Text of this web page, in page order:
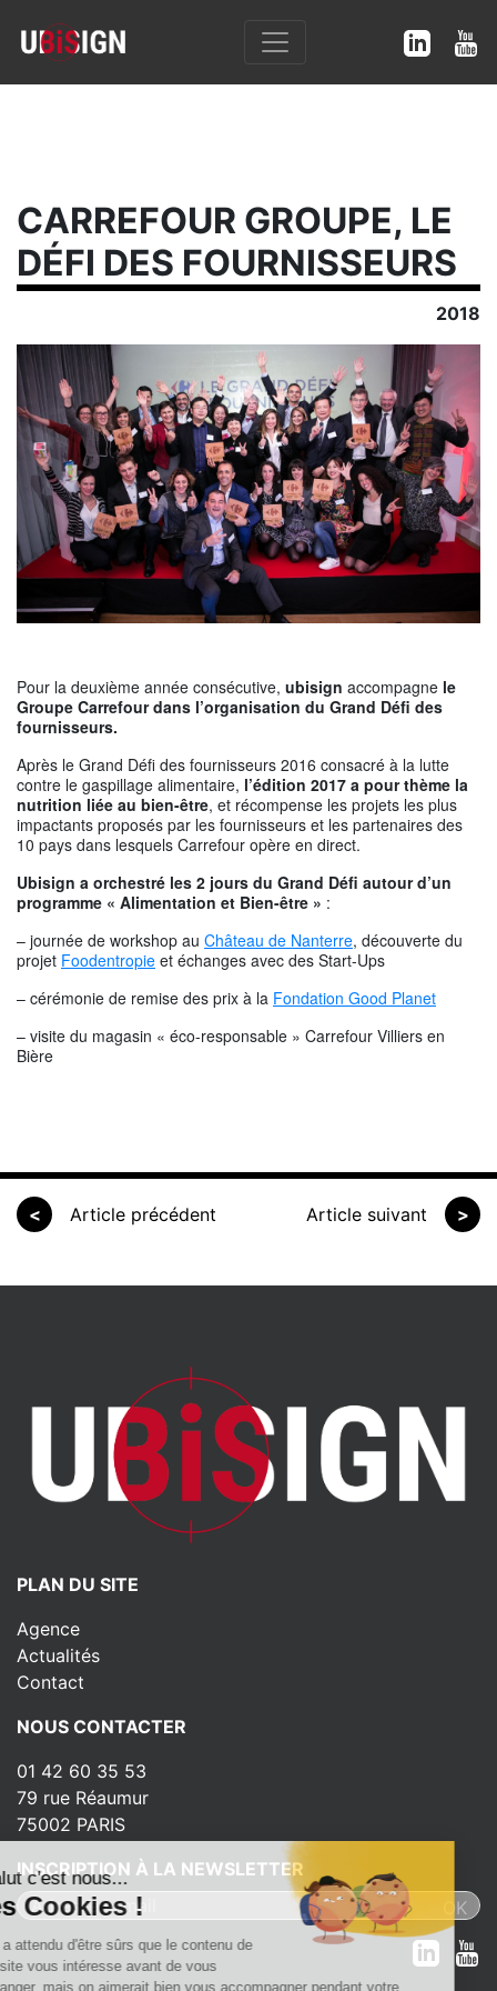
CARREFOUR GROUPE, LE
DÉFI DES FOURNISSEURS
2018
Pour la deuxième année consécutive, ubisign accompagne le
Groupe Carrefour dans l’organisation du Grand Défi des
fournisseurs.
Après le Grand Défi des fournisseurs 2016 consacré à la lutte
contre le gaspillage alimentaire, l’édition 2017 a pour thème la
nutrition liée au bien-être, et récompense les projets les plus
impactants proposés par les fournisseurs et les partenaires des
10 pays dans lesquels Carrefour opère en direct.
Ubisign a orchestré les 2 jours du Grand Défi autour d’un
programme « Alimentation et Bien-être » :
– journée de workshop au Château de Nanterre, découverte du
projet Foodentropie et échanges avec des Start-Ups
– cérémonie de remise des prix à la Fondation Good Planet
– visite du magasin « éco-responsable » Carrefour Villiers en
Bière
< Article précédent Article suivant >
PLAN DU SITE
Agence
Actualités
Contact
NOUS CONTACTER
01 42 60 35 53
79 rue Réaumur
75002 PARIS
INSCRIPTION À LA NEWSLETTER
Salut c'est nous...
les Cookies !
On a attendu d'être sûrs que le contenu de
ce site vous intéresse avant de vous
déranger, mais on aimerait bien vous accompagner pendant votre